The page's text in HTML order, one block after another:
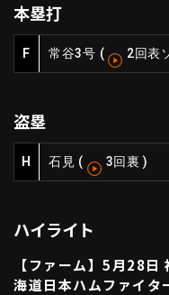
ファーム東地区
ファーム中地区
北海道日本ハ
東北楽天ゴー
オリックス・
福岡ソフトバ
ニュース
設定
本塁打
F 常谷3号 ( 2回表
盗塁
H 石見 ( 3回裏 )
ハイライト
【ファーム】5月28
海道日本ハムファイタ